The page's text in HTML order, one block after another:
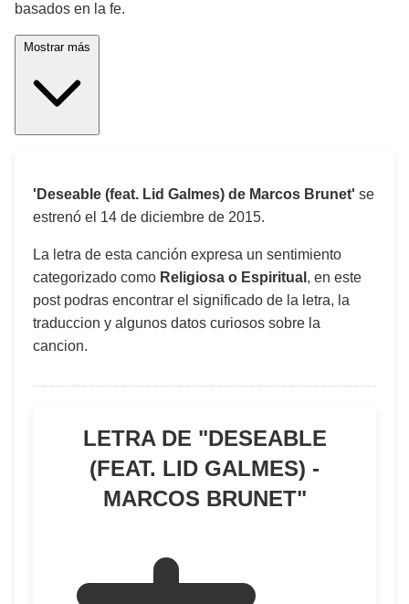
basados en la fe.
'Deseable (feat. Lid Galmes) de Marcos Brunet' se
estrenó el 14 de diciembre de 2015.
La letra de esta canción expresa un sentimiento
categorizado como Religiosa o Espiritual , en este
post podras encontrar el significado de la letra, la
traduccion y algunos datos curiosos sobre la
cancion.
LETRA DE "DESEABLE
(FEAT. LID GALMES) -
MARCOS BRUNET"